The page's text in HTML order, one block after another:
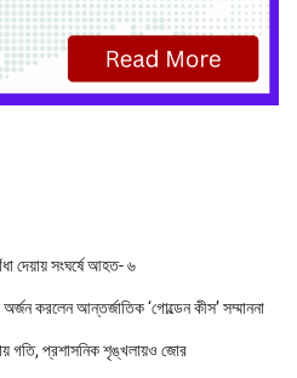
দেয়ায় সংঘর্ষে আহত- ৬
করলেন আন্তর্জাতিক ‘গোল্ডেন কীস’ সম্মাননা
গতি, প্রশাসনিক শৃঙ্খলায়ও জোর